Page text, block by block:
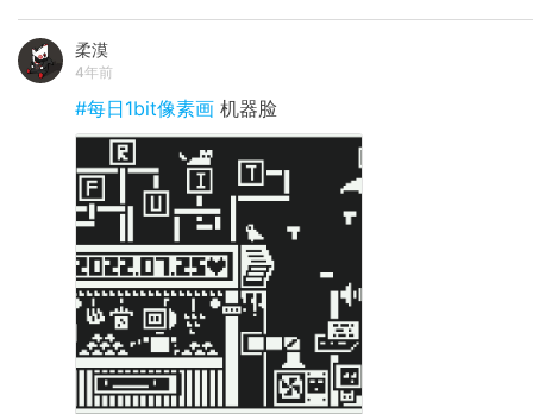
柔漠
4年前
#每日1bit像素画 机器脸